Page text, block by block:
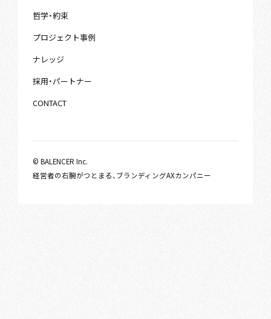
哲学・約束
プロジェクト事例
ナレッジ
採用・パートナー
CONTACT
© BALENCER Inc.
経営者の右腕がつとまる、ブランディングAXカンパニー